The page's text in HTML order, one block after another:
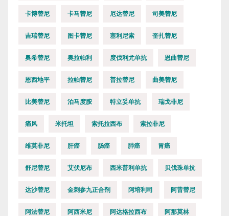
卡博替尼 卡马替尼 厄达替尼 司美替尼
吉瑞替尼 图卡替尼 塞利尼索 奎扎替尼
奥希替尼 奥拉帕利 度伐利尤单抗 恩曲替尼
恩西地平 拉帕替尼 普拉替尼 曲美替尼
比美替尼 泊马度胺 特立妥单抗 瑞戈非尼
痛风 米托坦 索托拉西布 索拉非尼
维莫非尼 肝癌 肠癌 肺癌 胃癌
舒尼替尼 艾伏尼布 西米普利单抗 贝伐珠单抗
达沙替尼 金刺参九正合剂 阿培利司 阿昔替尼
阿法替尼 阿西米尼 阿达格拉西布 阿那莫林